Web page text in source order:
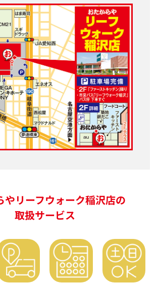
やリーフウォーク稲沢店の
取扱サービス